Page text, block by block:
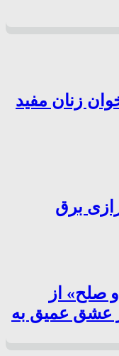
زنان مفید
برق
صلح» از
عشق عمیق به